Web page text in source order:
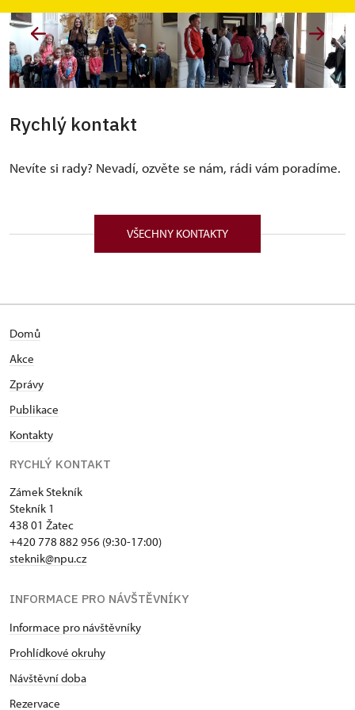
Rychlý kontakt
Nevíte si rady? Nevadí, ozvěte se nám, rádi vám poradíme.
VŠECHNY KONTAKTY
Domů
Akce
Zprávy
Publikace
Kontakty
RYCHLÝ KONTAKT
Zámek Stekník
Stekník 1
438 01 Žatec
+420 778 882 956 (9:30-17:00)
steknik@npu.cz
INFORMACE PRO NÁVŠTĚVNÍKY
Informace pro návštěvníky
Prohlídkové okruhy
Návštěvní doba
Rezervace